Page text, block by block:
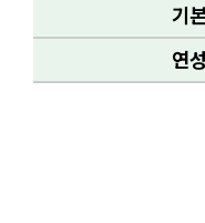
기
연